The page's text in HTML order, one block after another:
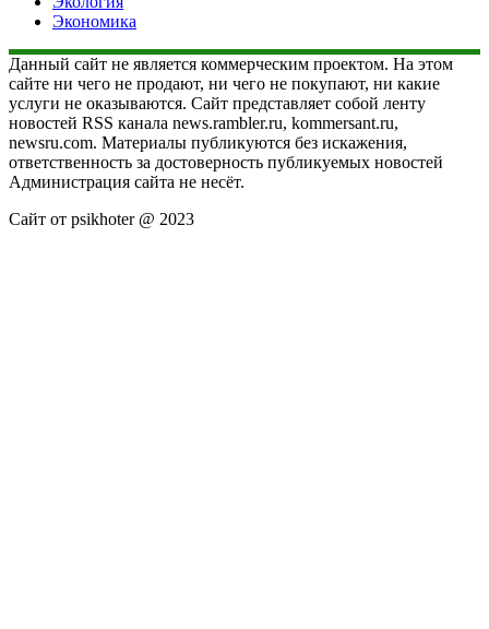
Экономика
Данный сайт не является коммерческим проектом. На этом
сайте ни чего не продают, ни чего не покупают, ни какие
услуги не оказываются. Сайт представляет собой ленту
новостей RSS канала news.rambler.ru, kommersant.ru,
newsru.com. Материалы публикуются без искажения,
ответственность за достоверность публикуемых новостей
Администрация сайта не несёт.
Сайт от psikhoter @ 2023